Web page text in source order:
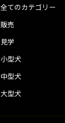
全てのカテゴリー
販売
見学
小型犬
中型犬
大型犬